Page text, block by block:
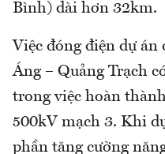
Bình) dài hơn 32km.
Việc đóng điện dự án
Áng – Quảng Trạch
trong việc hoàn
500kV mạch 3. Khi
phần tăng cường